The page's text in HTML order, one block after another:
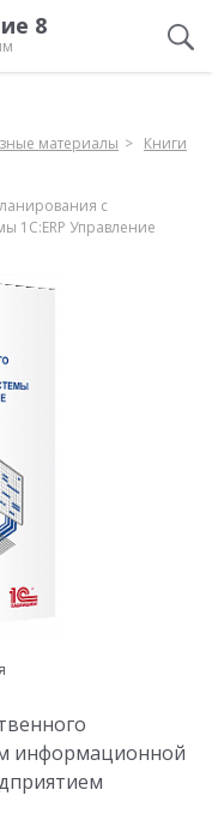
8
материалы Книги
с
1С:ERP Управление
информационной